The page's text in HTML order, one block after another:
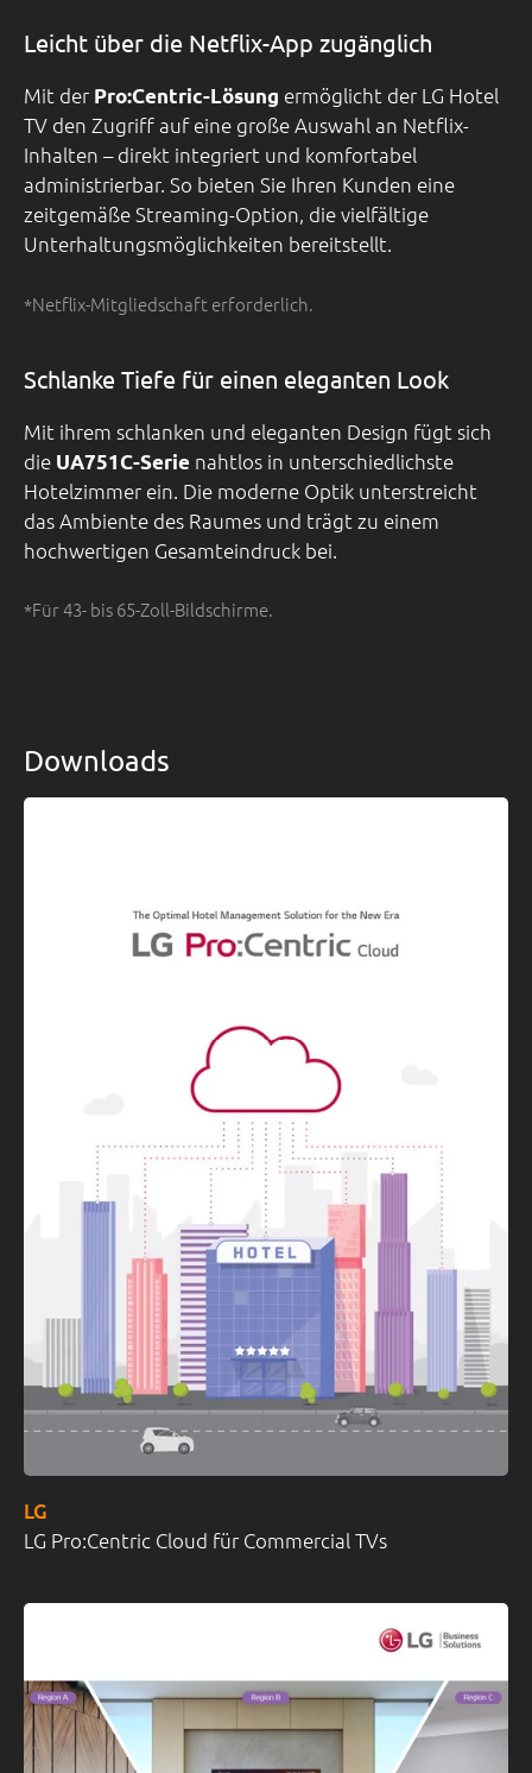
Leicht über die Netflix-App zugänglich
Mit der Pro:Centric-Lösung ermöglicht der LG Hotel
TV den Zugriff auf eine große Auswahl an Netflix-
Inhalten – direkt integriert und komfortabel
administrierbar. So bieten Sie Ihren Kunden eine
zeitgemäße Streaming-Option, die vielfältige
Unterhaltungsmöglichkeiten bereitstellt.
*Netflix-Mitgliedschaft erforderlich.
Schlanke Tiefe für einen eleganten Look
Mit ihrem schlanken und eleganten Design fügt sich
die UA751C-Serie nahtlos in unterschiedlichste
Hotelzimmer ein. Die moderne Optik unterstreicht
das Ambiente des Raumes und trägt zu einem
hochwertigen Gesamteindruck bei.
*Für 43- bis 65-Zoll-Bildschirme.
Downloads
LG Pro:Centric Cloud für Commercial TVs
LG